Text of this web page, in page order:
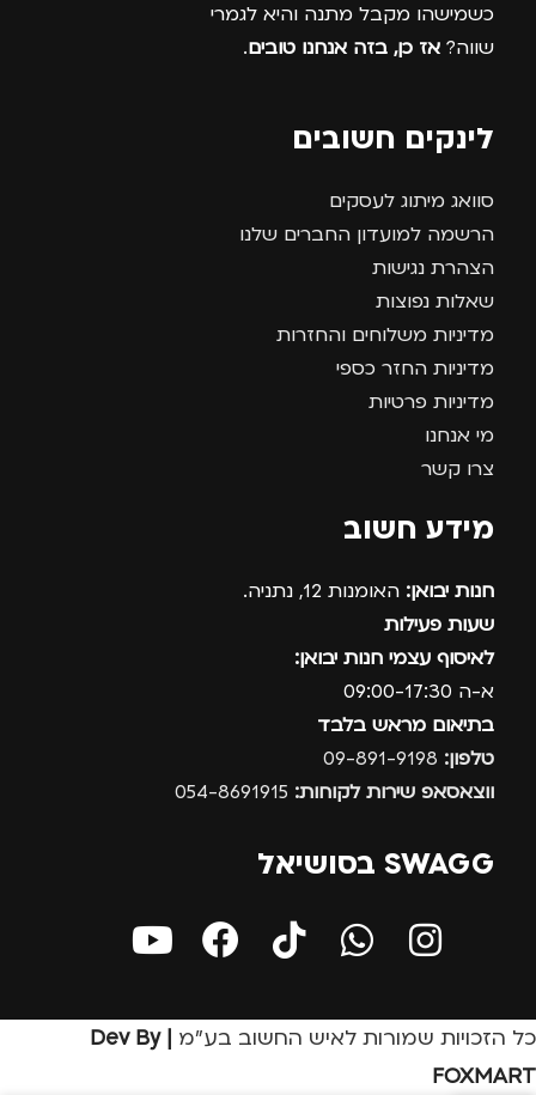
כשמישהו מקבל מתנה והיא לגמרי
שווה? אז כן, בזה אנחנו טובים.
לינקים חשובים
סוואג מיתוג לעסקים
הרשמה למועדון החברים שלנו
הצהרת נגישות
שאלות נפוצות
מדיניות משלוחים והחזרות
מדיניות החזר כספי
מדיניות פרטיות
מי אנחנו
צרו קשר
מידע חשוב
חנות יבואן: האומנות 12, נתניה.
שעות פעילות
לאיסוף עצמי חנות יבואן:
א-ה 09:00-17:30
בתיאום מראש בלבד
טלפון:
ווצאסאפ שירות לקוחות:
SWAGG בסושיאל
כל הזכויות שמורות לאיש החשוב בע״מ
| Dev By
FOXMART